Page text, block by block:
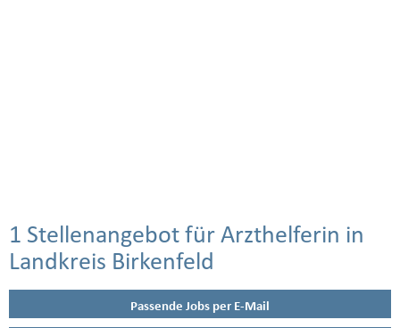
1 Stellenangebot für Arzthelferin in
Landkreis Birkenfeld
Passende Jobs per E-Mail